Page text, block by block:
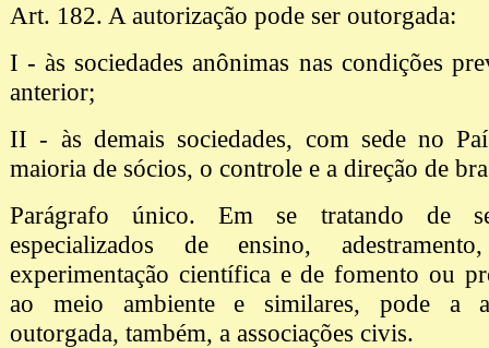
Art. 182. A autorização pode ser outorgada:
I - às sociedades anônimas nas condições
anterior;
II - às demais sociedades, com sede no
maioria de sócios, o controle e a direção de
Parágrafo único. Em se tratando de
especializados de ensino,
experimentação científica e de fomento ou
ao meio ambiente e similares, pode a
outorgada, também, a associações civis.